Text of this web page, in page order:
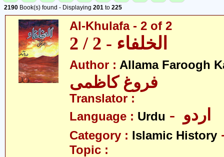
2190 Book(s) found - Displaying 201 to 225
Al-Khulafa - 2 of 2
الخلفاء - 2 / 2
Author : Allama Faroogh
فروغ کاظمی
Translator :
Language : Urdu
Category : Islamic History
Topic :